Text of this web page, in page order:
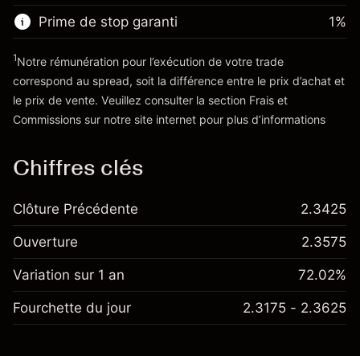
Valeur nominale avec effet de levier
~£19,000.00
Vers la plateforme
position
Taille de la position avec effet de levier
Valeur nominale avec effet de levier
~ £19,000.00
Prime de stop garanti
'Tarifs et Frais
1%
1Notre rémunération pour l’exécution de votre trade
correspond au spread, soit la différence entre le prix d’achat et
le prix de vente. Veuillez consulter la section Frais et
Commissions sur notre site internet pour plus d’informations
Chiffres clés
Clôture Précédente 2.3425
Ouverture 2.3575
Variation sur 1 an 72.02%
Fourchette du jour 2.3175 - 2.3625